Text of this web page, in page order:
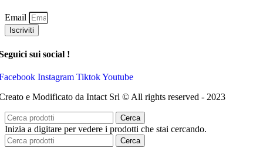
Email
Iscriviti
sui social !
Instagram TiktokYoutube
e Modificato da Intact Srl © All rights reserved - 2023
Cerca
Inizia a digitare per vedere i prodotti che stai cercando.
Cerca